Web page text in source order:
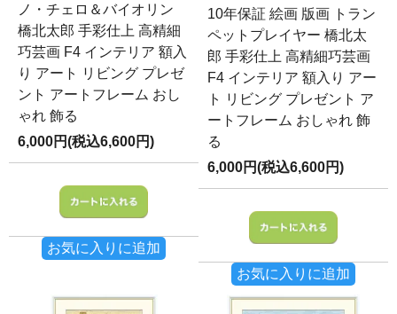
ノ・チェロ＆バイオリン
橋北太郎 手彩仕上 高精細
巧芸画 F4 インテリア 額入
り アート リビング プレゼ
ント アートフレーム おし
ゃれ 飾る
6,000円(税込6,600円)
お気に入りに追加
10年保証 絵画 版画 トラン
ペットプレイヤー 橋北太
郎 手彩仕上 高精細巧芸画
F4 インテリア 額入り アー
ト リビング プレゼント ア
ートフレーム おしゃれ 飾
る
6,000円(税込6,600円)
お気に入りに追加